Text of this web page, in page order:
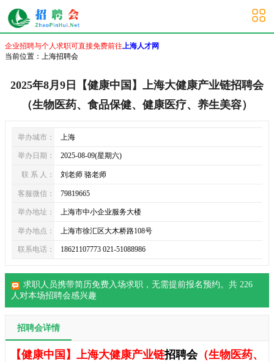
上海招聘会
企业招聘与个人求职可直接免费前往上海人才网
当前位置： 上海招聘会
2025年8月9日【健康中国】上海大健康产业链招聘会
（生物医药、食品保健、健康医疗、养生美容）
举办城市： 上海
举办日期： 2025-08-09(星期六)
联 系 人： 刘老师 骆老师
客服微信： 79819665
举办地址： 上海市中小企业服务大楼
举办地点： 上海市徐汇区大木桥路108号
联系电话： 18621107773 021-51088986
求职人员携带简历免费入场求职，无需提前报名预约。共 226
人对本场招聘会感兴趣
招聘会详情
【健康中国】 上海大健康产业链招聘会（生物医药、